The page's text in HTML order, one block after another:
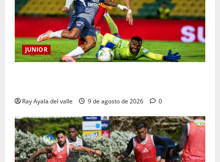
JUNIOR
Ray Ayala del valle 9 de agosto de 2026 0